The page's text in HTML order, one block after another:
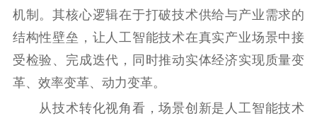
精神文明
文明创建 文明实践
文明培育
先进典型
社会宣传
机制。其核心逻辑在于打破技术供给与产业需求的
结构性壁垒，让人工智能技术在真实产业场景中接
受检验、完成迭代，同时推动实体经济实现质量变
革、效率变革、动力变革。
从技术转化视角看，场景创新是人工智能技术